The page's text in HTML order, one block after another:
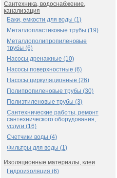
Сантехника, водоснабжение,
канализация
Баки, емкости для воды (1)
Металлопластиковые трубы (19)
Металлополипропиленовые
трубы (6)
Насосы дренажные (10)
Насосы поверхностные (6)
Насосы циркуляционные (26)
Полипропиленовые трубы (30)
Полиэтиленовые трубы (3)
Сантехнические работы, ремонт
сантехнического оборудования,
услуги (16)
Счетчики воды (4)
Фильтры для воды (1)
Изоляционные материалы, клеи
Гидроизоляция (6)